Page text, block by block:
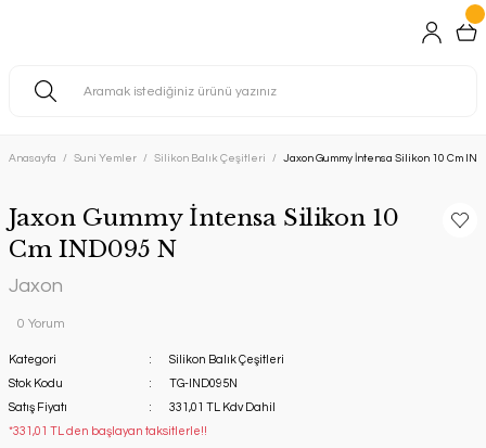
Anasayfa Suni Yemler Silikon Balık Çeşitleri Jaxon Gummy İntensa Silikon 10 Cm
Jaxon Gummy İntensa Silikon 10
Cm IND095 N
Jaxon
0 Yorum
Kategori
Silikon Balık Çeşitleri
Stok Kodu
TG-IND095N
Satış Fiyatı
331,01 TL Kdv Dahil
*331,01 TL den başlayan taksitlerle!!